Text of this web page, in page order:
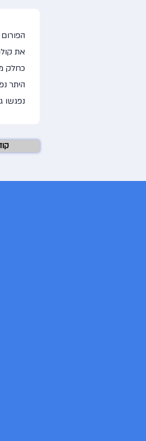
את
כחלק
היתר
נפגשו